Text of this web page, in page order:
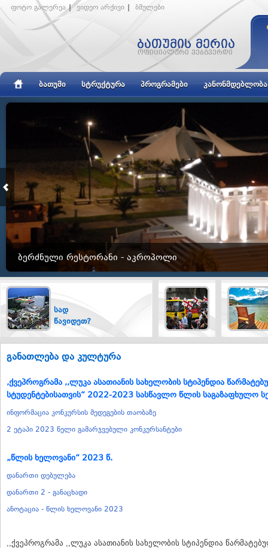
ფოტო გალერეა | ვიდეო არქივი ბმულები
ᲑᲐᲗᲣᲛᲘ ᲡᲢᲠᲣᲥᲢᲣᲠᲐ ᲞᲠᲝᲒᲠᲐᲛᲔᲑᲘ ᲙᲐᲜᲝᲜᲛᲓᲔᲑᲚᲝᲑᲐ
ᲑᲔᲠᲫᲜᲣᲚᲘ ᲠᲔᲡᲢᲝᲠᲐᲜᲘ - ᲐᲙᲠᲝᲞᲝᲚᲘ
სად
წავიდეთ?
ტრანსპორტი
განათლება და კულტურა
,ქვეპროგრამა ,,ლუკა ასათიანის სახელობის სტიპენდია
სტუდენტებისათვის“ 2022-2023 სასწავლო წლის საგაზაფხულო
ინფორმაცია კონკურსის შედეგების თაობაზე
2 ეტაპი 2023 წელი გამარჯვებული კონკურსანტები
„წლის ხელოვანი“ 2023 წ.
დანართი დებულება
დანართი 2 - განაცხადი
ანოტაცია - წლის ხელოვანი 2023
,,ქვეპროგრამა ,,ლუკა ასათიანის სახელობის სტიპენდია